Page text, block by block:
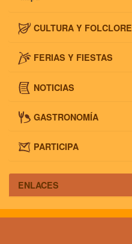
CULTURA Y FOLCLORE
FERIAS Y FIESTAS
NOTICIAS
GASTRONOMÍA
PARTICIPA
ENLACES